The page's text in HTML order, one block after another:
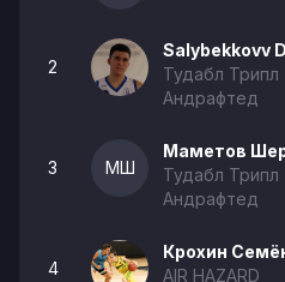
2
Salybekkovv
Тудабл
Андрафтед
3 МШ
Маметов
Тудабл
Андрафтед
4
Крохин
AIR HAZARD